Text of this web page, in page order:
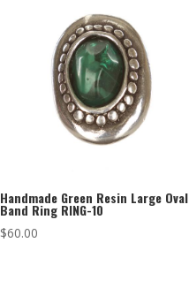
Handmade Green Resin Large Oval
Band Ring RING-10
$60.00